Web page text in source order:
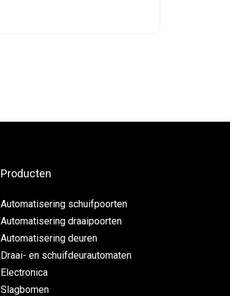
Producten
Automatisering schuifpoorten
Automatisering draaipoorten
Automatisering deuren
Draai- en schuifdeurautomaten
Electronica
Slagbomen